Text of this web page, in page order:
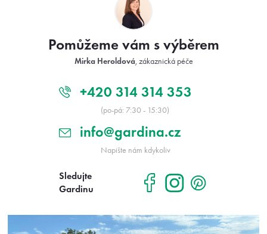
Pomůžeme vám s výběrem
Mirka Heroldová, zákaznická péče
+420 314 314 353
(po-pá: 7:30 - 15:30)
info@gardina.cz
Napište nám kdykoliv
Sledujte
Gardinu